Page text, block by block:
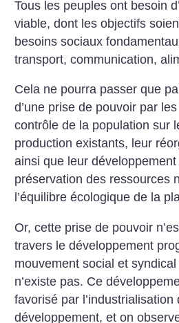
Tous les peuples ont besoin
viable, dont les objectifs
besoins sociaux
transport, communication,
Cela ne pourra passer que
d’une prise de pouvoir par
contrôle de la population sur
production existants, leur
ainsi que leur
préservation des ressources
l’équilibre écologique de la
Or, cette prise de pouvoir
travers le développement
mouvement social et
n’existe pas. Ce
favorisé par
développement, et on